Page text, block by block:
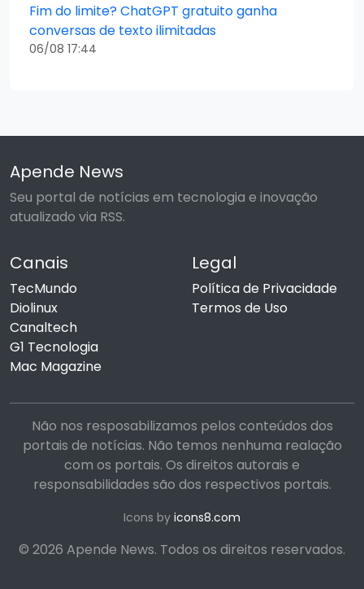
Fim do limite? ChatGPT gratuito ganha
conversas de texto ilimitadas
06/08 17:44
Apende News
Seu portal de notícias em tecnologia e inovação
atualizado via RSS.
Canais
TecMundo
Diolinux
Canaltech
G1 Tecnologia
Mac Magazine
Legal
Política de Privacidade
Termos de Uso
Não nos resposabilizamos pelos conteúdos dos
portais de notícias. Não temos nenhuma realação
com os portais. Os direitos autorais e
responsabilidades são dos respectivos portais.
Icons by icons8.com
© 2026 Apende News. Todos os direitos reservados.